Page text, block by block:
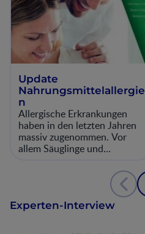
Update
Nahrungsmittelallergie
n
Allergische Erkrankungen
haben in den letzten Jahren
massiv zugenommen. Vor
allem Säuglinge und
betroffen. In der Prävention
dieser Erkrankungen hat sich
Paradigmenwechsel ergeben:
Experten-Interview